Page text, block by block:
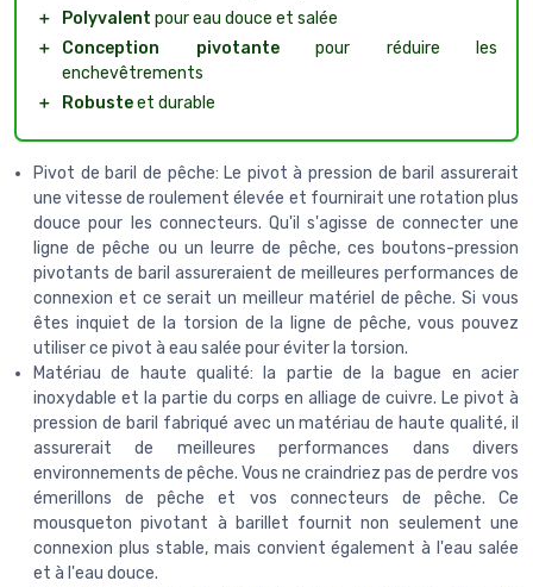
＋
Polyvalent pour eau douce et salée
＋
Conception pivotantepour réduire les
enchevêtrements
＋
Robusteet durable
Pivot de baril de pêche: Le pivot à pression de baril assurerait
une vitesse de roulement élevée et fournirait une rotation plus
douce pour les connecteurs. Qu'il s'agisse de connecter une
ligne de pêche ou un leurre de pêche, ces boutons-pression
pivotants de baril assureraient de meilleures performances de
connexion et ce serait un meilleur matériel de pêche. Si vous
êtes inquiet de la torsion de la ligne de pêche, vous pouvez
utiliser ce pivot à eau salée pour éviter la torsion.
Matériau de haute qualité: la partie de la bague en acier
inoxydable et la partie du corps en alliage de cuivre. Le pivot à
pression de baril fabriqué avec un matériau de haute qualité, il
assurerait de meilleures performances dans divers
environnements de pêche. Vous ne craindriez pas de perdre vos
émerillons de pêche et vos connecteurs de pêche. Ce
mousqueton pivotant à barillet fournit non seulement une
connexion plus stable, mais convient également à l'eau salée
et à l'eau douce.